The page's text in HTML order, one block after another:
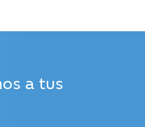
a tus